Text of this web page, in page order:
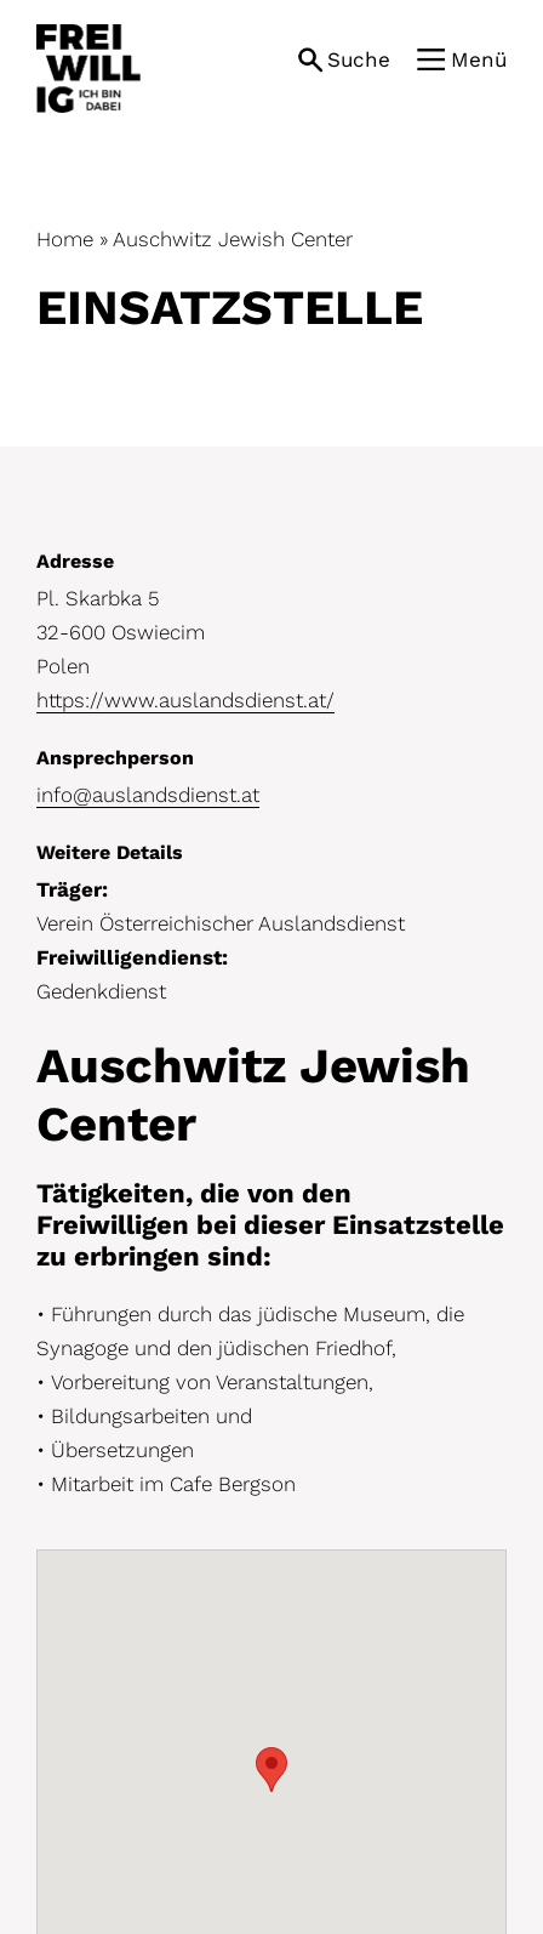
content
Suche Menü
Home » Auschwitz Jewish Center
EINSATZ­STELLE
D
e
t
a
l
s
Adresse
Pl. Skarbka 5
32-600 Oswiecim
Polen
https://www.auslandsdienst.at/
Ansprechperson
info@auslandsdienst.at
Weitere Details
Träger:
Verein Österreichischer Auslandsdienst
Freiwilligendienst:
Gedenkdienst
Auschwitz Jewish
Center
Tätigkeiten, die von den
Freiwilligen bei dieser Einsatzstelle
zu erbringen sind:
• Führungen durch das jüdische Museum, die
Synagoge und den jüdischen Friedhof,
• Vorbereitung von Veranstaltungen,
• Bildungsarbeiten und
• Übersetzungen
• Mitarbeit im Cafe Bergson